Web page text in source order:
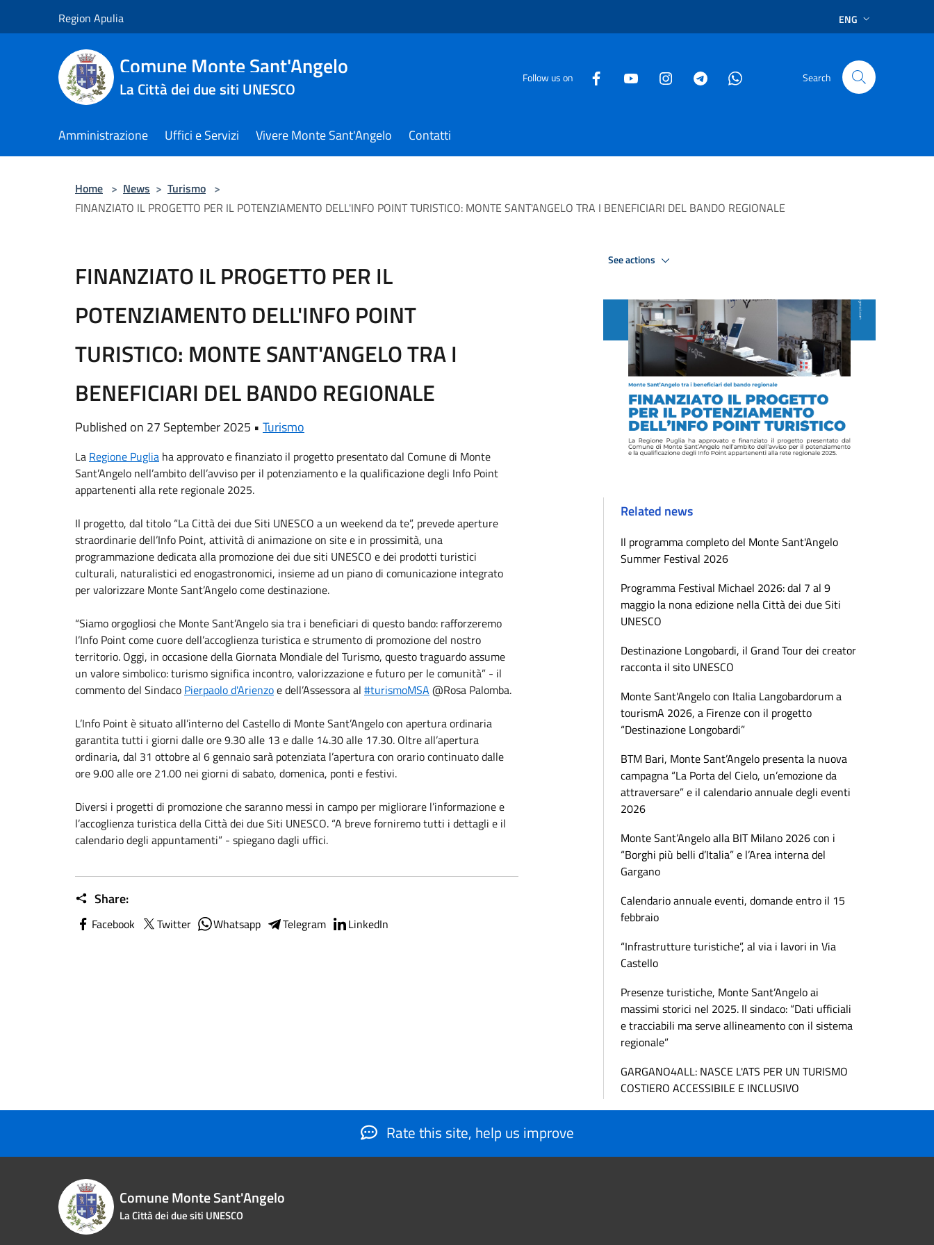
Region Apulia ENG
Comune Monte Sant'Angelo
La Città dei due siti UNESCO
Follow us on Search
Amministrazione Uffici e Servizi Vivere Monte Sant'Angelo Contatti
Home > News > Turismo >
FINANZIATO IL PROGETTO PER IL POTENZIAMENTO DELL'INFO POINT TURISTICO: MONTE SANT'ANGELO TRA I BENEFICIARI DEL BANDO REGIONALE
FINANZIATO IL PROGETTO PER IL
POTENZIAMENTO DELL'INFO POINT
TURISTICO: MONTE SANT'ANGELO TRA I
BENEFICIARI DEL BANDO REGIONALE
Published on 27 September 2025 • Turismo
La Regione Puglia ha approvato e finanziato il progetto presentato dal Comune di Monte
Sant’Angelo nell’ambito dell’avviso per il potenziamento e la qualificazione degli Info Point
appartenenti alla rete regionale 2025.
Il progetto, dal titolo “La Città dei due Siti UNESCO a un weekend da te”, prevede aperture
straordinarie dell’Info Point, attività di animazione on site e in prossimità, una
programmazione dedicata alla promozione dei due siti UNESCO e dei prodotti turistici
culturali, naturalistici ed enogastronomici, insieme ad un piano di comunicazione integrato
per valorizzare Monte Sant’Angelo come destinazione.
“Siamo orgogliosi che Monte Sant’Angelo sia tra i beneficiari di questo bando: rafforzeremo
l’Info Point come cuore dell’accoglienza turistica e strumento di promozione del nostro
territorio. Oggi, in occasione della Giornata Mondiale del Turismo, questo traguardo assume
un valore simbolico: turismo significa incontro, valorizzazione e futuro per le comunità” - il
commento del Sindaco Pierpaolo d'Arienzoe dell’Assessora al #turismoMSA @Rosa Palomba.
L’Info Point è situato all’interno del Castello di Monte Sant’Angelo con apertura ordinaria
garantita tutti i giorni dalle ore 9.30 alle 13 e dalle 14.30 alle 17.30. Oltre all’apertura
ordinaria, dal 31 ottobre al 6 gennaio sarà potenziata l’apertura con orario continuato dalle
ore 9.00 alle ore 21.00 nei giorni di sabato, domenica, ponti e festivi.
Diversi i progetti di promozione che saranno messi in campo per migliorare l’informazione e
l’accoglienza turistica della Città dei due Siti UNESCO. “A breve forniremo tutti i dettagli e il
calendario degli appuntamenti” - spiegano dagli uffici.
Share:
Facebook Twitter Whatsapp Telegram LinkedIn
See actions
Related news
Il programma completo del Monte Sant'Angelo
Summer Festival 2026
Programma Festival Michael 2026: dal 7 al 9
maggio la nona edizione nella Città dei due Siti
UNESCO
Destinazione Longobardi, il Grand Tour dei creator
racconta il sito UNESCO
Monte Sant'Angelo con Italia Langobardorum a
tourismA 2026, a Firenze con il progetto
“Destinazione Longobardi”
BTM Bari, Monte Sant’Angelo presenta la nuova
campagna “La Porta del Cielo, un’emozione da
attraversare” e il calendario annuale degli eventi
2026
Monte Sant’Angelo alla BIT Milano 2026 con i
“Borghi più belli d’Italia” e l’Area interna del
Gargano
Calendario annuale eventi, domande entro il 15
febbraio
“Infrastrutture turistiche”, al via i lavori in Via
Castello
Presenze turistiche, Monte Sant’Angelo ai
massimi storici nel 2025. Il sindaco: “Dati ufficiali
e tracciabili ma serve allineamento con il sistema
regionale”
GARGANO4ALL: NASCE L'ATS PER UN TURISMO
COSTIERO ACCESSIBILE E INCLUSIVO
Rate this site, help us improve
Comune Monte Sant'Angelo
La Città dei due siti UNESCO